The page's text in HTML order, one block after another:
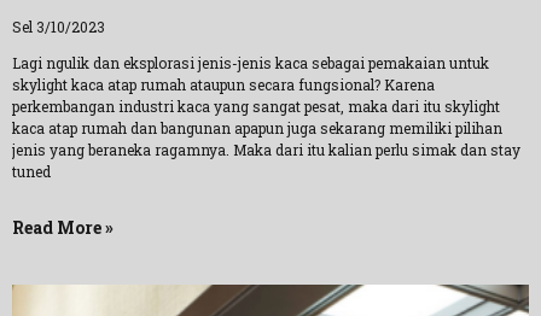
Sel 3/10/2023
Lagi ngulik dan eksplorasi jenis-jenis kaca sebagai pemakaian untuk
skylight kaca atap rumah ataupun secara fungsional? Karena
perkembangan industri kaca yang sangat pesat, maka dari itu skylight
kaca atap rumah dan bangunan apapun juga sekarang memiliki pilihan
jenis yang beraneka ragamnya. Maka dari itu kalian perlu simak dan stay
tuned
Read More »